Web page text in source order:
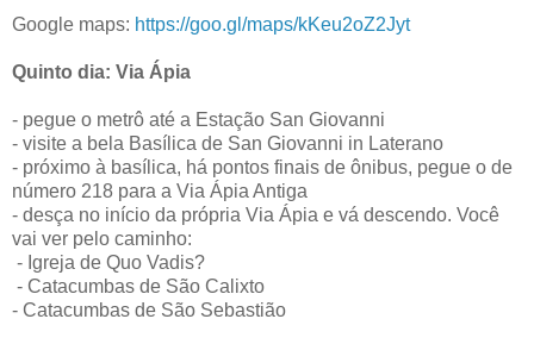
Google maps: https://goo.gl/maps/kKeu2oZ2Jyt
Quinto dia: Via Ápia
- pegue o metrô até a Estação San Giovanni
- visite a bela Basílica de San Giovanni in Laterano
- próximo à basílica, há pontos finais de ônibus, pegue o de
número 218 para a Via Ápia Antiga
- desça no início da própria Via Ápia e vá descendo. Você
vai ver pelo caminho:
- Igreja de Quo Vadis?
- Catacumbas de São Calixto
- Catacumbas de São Sebastião